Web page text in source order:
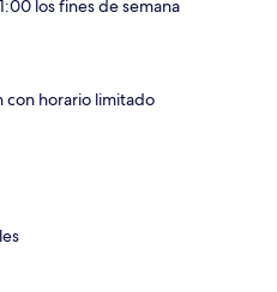
los fines de semana
con horario limitado